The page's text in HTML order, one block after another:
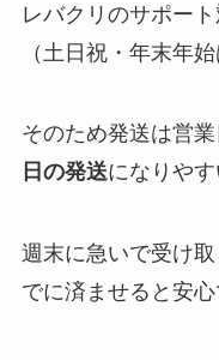
レバクリのサポー
（土日祝・年末年始
そのため発送は営業
日の発送になりやす
週末に急いで受け
でに済ませると安心